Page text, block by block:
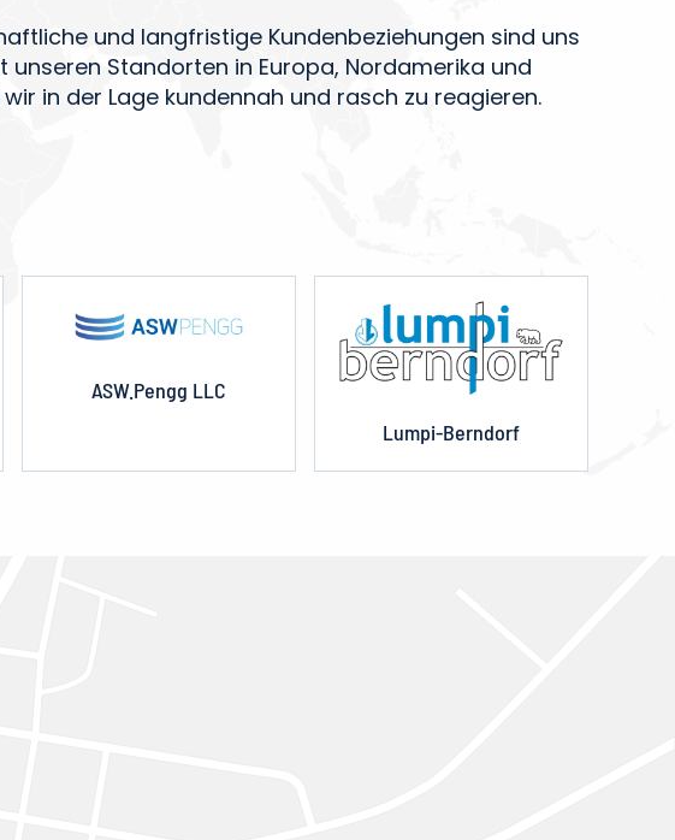
und langfristige Kundenbeziehungen sind uns
unseren Standorten in Europa, Nordamerika und
in der Lage kundennah und rasch zu reagieren.
ASW.Pengg LLC
Lumpi-Berndorf